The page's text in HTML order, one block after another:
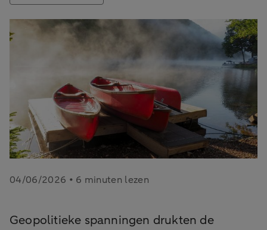
04/06/2026 • 6 minuten lezen
Geopolitieke spanningen drukten de